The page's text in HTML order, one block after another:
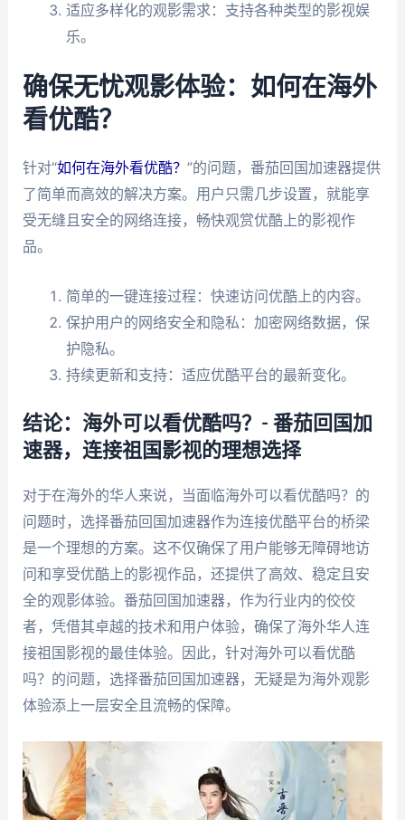
适应多样化的观影需求：支持各种类型的影视娱
乐。
确保无忧观影体验：如何在海外
看优酷？
针对“如何在海外看优酷？ ”的问题，番茄回国加速器提供
了简单而高效的解决方案。用户只需几步设置，就能享
受无缝且安全的网络连接，畅快观赏优酷上的影视作
品。
简单的一键连接过程：快速访问优酷上的内容。
保护用户的网络安全和隐私：加密网络数据，保
护隐私。
持续更新和支持：适应优酷平台的最新变化。
结论：海外可以看优酷吗？- 番茄回国加
速器，连接祖国影视的理想选择
对于在海外的华人来说，当面临海外可以看优酷吗？的
问题时，选择番茄回国加速器作为连接优酷平台的桥梁
是一个理想的方案。这不仅确保了用户能够无障碍地访
问和享受优酷上的影视作品，还提供了高效、稳定且安
全的观影体验。番茄回国加速器，作为行业内的佼佼
者，凭借其卓越的技术和用户体验，确保了海外华人连
接祖国影视的最佳体验。因此，针对海外可以看优酷
吗？的问题，选择番茄回国加速器，无疑是为海外观影
体验添上一层安全且流畅的保障。